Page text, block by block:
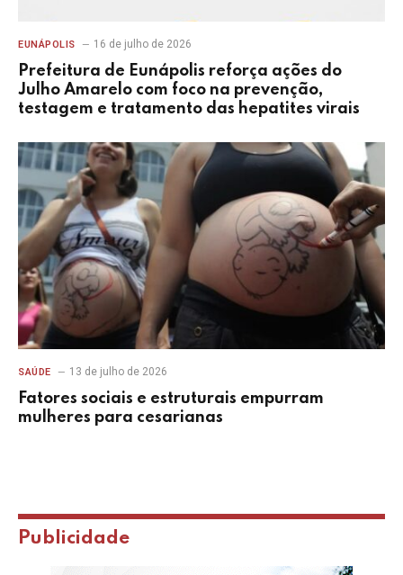
EUNÁPOLIS 16 de julho de 2026
Prefeitura de Eunápolis reforça ações do
Julho Amarelo com foco na prevenção,
testagem e tratamento das hepatites virais
SAÚDE 13 de julho de 2026
Fatores sociais e estruturais empurram
mulheres para cesarianas
Publicidade